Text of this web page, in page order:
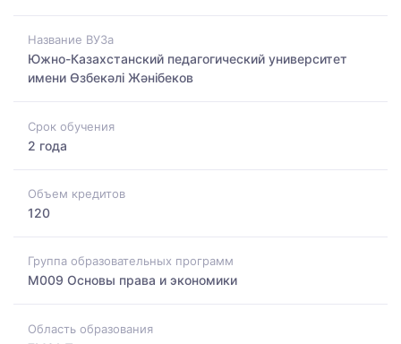
Название ВУЗа
Южно-Казахстанский педагогический университет
имени Өзбекәлі Жәнібеков
Срок обучения
2 года
Объем кредитов
120
Группа образовательных программ
M009 Основы права и экономики
Область образования